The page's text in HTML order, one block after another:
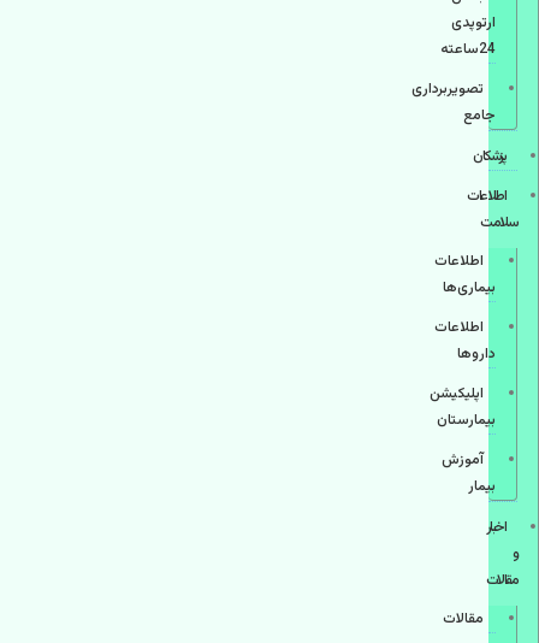
ارتوپدی
24ساعته
تصویربرداری
جامع
پزشكان
اطلاعات
سلامت
اطلاعات
بیماری‌ها
اطلاعات
دارو‌ها
اپليكيشن
بيمارستان
آموزش
بیمار
اخبار
و
مقالات
مقالات